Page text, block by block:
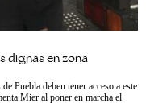
dignas en zona
Puebla deben tener acceso a este
Mier al poner en marcha el